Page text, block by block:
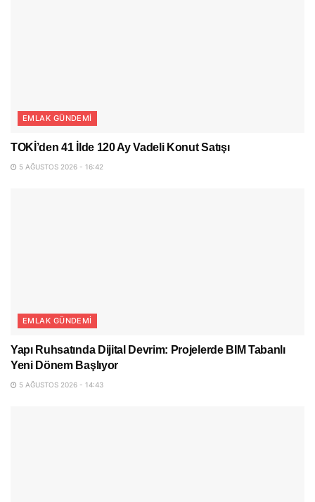
EMLAK GÜNDEMI
TOKİ’den 41 İlde 120 Ay Vadeli Konut Satışı
5 AĞUSTOS 2026 - 16:42
EMLAK GÜNDEMI
Yapı Ruhsatında Dijital Devrim: Projelerde BIM Tabanlı
Yeni Dönem Başlıyor
5 AĞUSTOS 2026 - 14:43